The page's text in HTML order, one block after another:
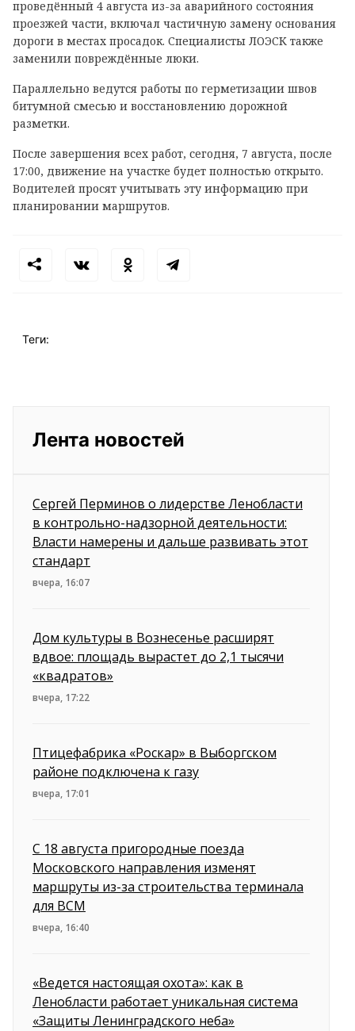
проведённый 4 августа из-за аварийного состояния
проезжей части, включал частичную замену основания
дороги в местах просадок. Специалисты ЛОЭСК также
заменили повреждённые люки.
Параллельно ведутся работы по герметизации швов
битумной смесью и восстановлению дорожной
разметки.
После завершения всех работ, сегодня, 7 августа, после
17:00, движение на участке будет полностью открыто.
Водителей просят учитывать эту информацию при
планировании маршрутов.
Теги:
Лента новостей
Сергей Перминов о лидерстве Ленобласти
в контрольно-надзорной деятельности:
Власти намерены и дальше развивать этот
стандарт
вчера, 16:07
Дом культуры в Вознесенье расширят
вдвое: площадь вырастет до 2,1 тысячи
«квадратов»
вчера, 17:22
Птицефабрика «Роскар» в Выборгском
районе подключена к газу
вчера, 17:01
С 18 августа пригородные поезда
Московского направления изменят
маршруты из-за строительства терминала
для ВСМ
вчера, 16:40
«Ведется настоящая охота»: как в
Ленобласти работает уникальная система
«Защиты Ленинградского неба»